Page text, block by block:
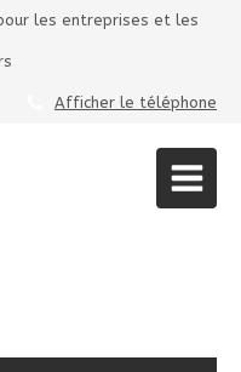
les entreprises et les
Afficher le téléphone